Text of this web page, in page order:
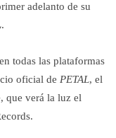
adelanto de su
.
en todas las plataformas
oficial de PETAL, el
que verá la luz el